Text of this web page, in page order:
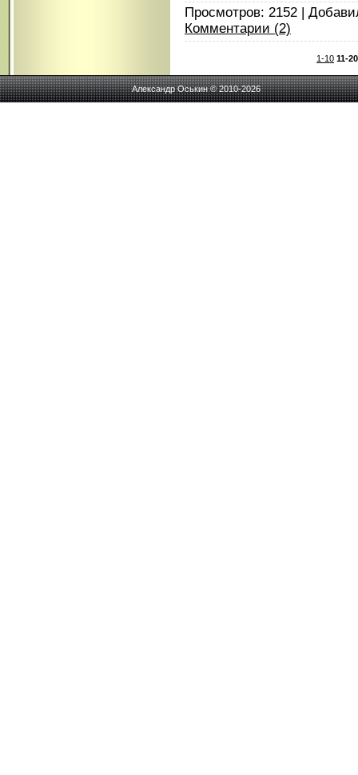
Просмотров: 2152 |
Комментарии (2)
1-10 11-20
Александр Оськин © 2010-2026